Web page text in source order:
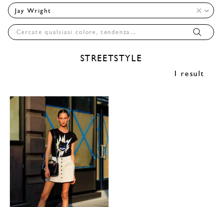
Jay Wright
STREETSTYLE
1 result